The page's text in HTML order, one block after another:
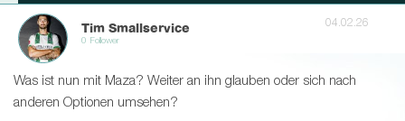
Tim Smallservice
0 Follower
04.02.26
Was ist nun mit Maza? Weiter an ihn glauben oder sich nach
anderen Optionen umsehen?